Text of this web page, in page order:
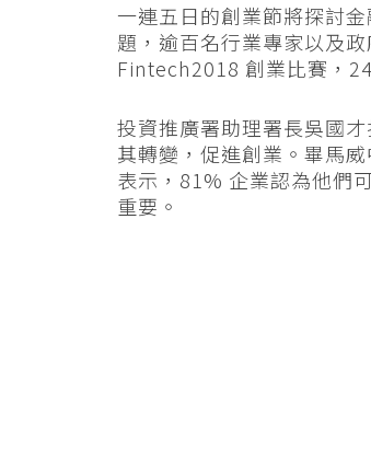
一連五日的創業節將探討
題，逾百名行業專家以及
Fintech2018 創業比賽 ，2
投資推廣署助理署長吳國
其轉變，促進創業。畢馬
表示，81% 企業認為他們
重要。